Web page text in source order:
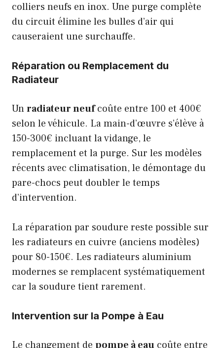
colliers neufs en inox. Une purge complète
du circuit élimine les bulles d’air qui
causeraient une surchauffe.
Réparation ou Remplacement du
Radiateur
Unradiateur neufcoûte entre 100 et 400€
selon le véhicule. La main-d’œuvre s’élève à
150-300€ incluant la vidange, le
remplacement et la purge. Sur les modèles
récents avec climatisation, le démontage du
pare-chocs peut doubler le temps
d’intervention.
La réparation par soudure reste possible sur
les radiateurs en cuivre (anciens modèles)
pour 80-150€. Les radiateurs aluminium
modernes se remplacent systématiquement
car la soudure tient rarement.
Intervention sur la Pompe à Eau
Le changement de pompe à eau coûte entre